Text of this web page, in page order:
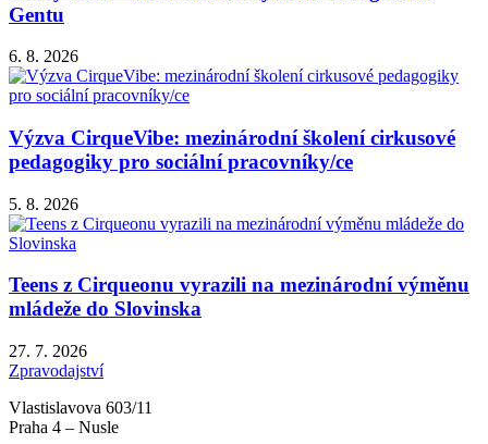
Gentu
6. 8. 2026
Výzva CirqueVibe: mezinárodní školení cirkusové
pedagogiky pro sociální pracovníky/ce
5. 8. 2026
Teens z Cirqueonu vyrazili na mezinárodní výměnu
mládeže do Slovinska
27. 7. 2026
Zpravodajství
Vlastislavova 603/11
Praha 4 – Nusle